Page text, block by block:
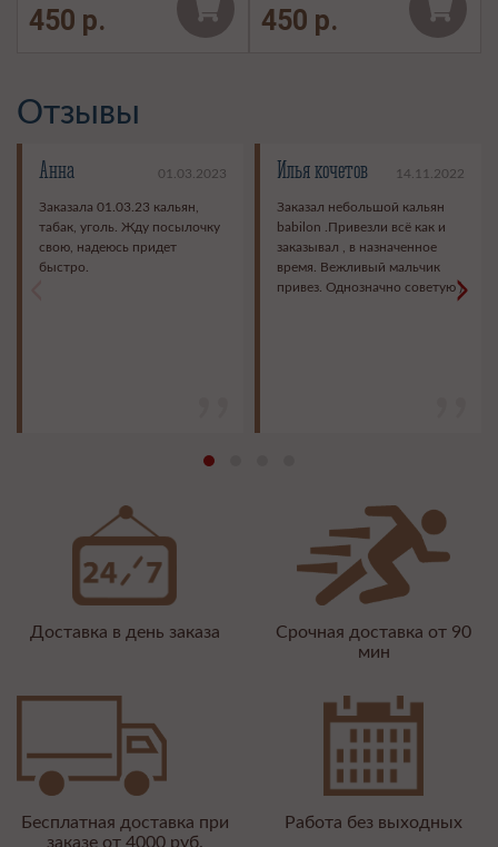
450 р. 450 р.
Отзывы
Анна 01.03.2023
Заказала 01.03.23 кальян,
табак, уголь. Жду посылочку
свою, надеюсь придет
быстро.
Илья кочетов 14.11.2022
Заказал небольшой кальян
babilon .Привезли всё как и
заказывал , в назначенное
время. Вежливый мальчик
привез. Однозначно советую )>
Доставка в день заказа
Срочная доставка от 90
мин
Бесплатная доставка при
заказе от 4000 руб.
Работа без выходных